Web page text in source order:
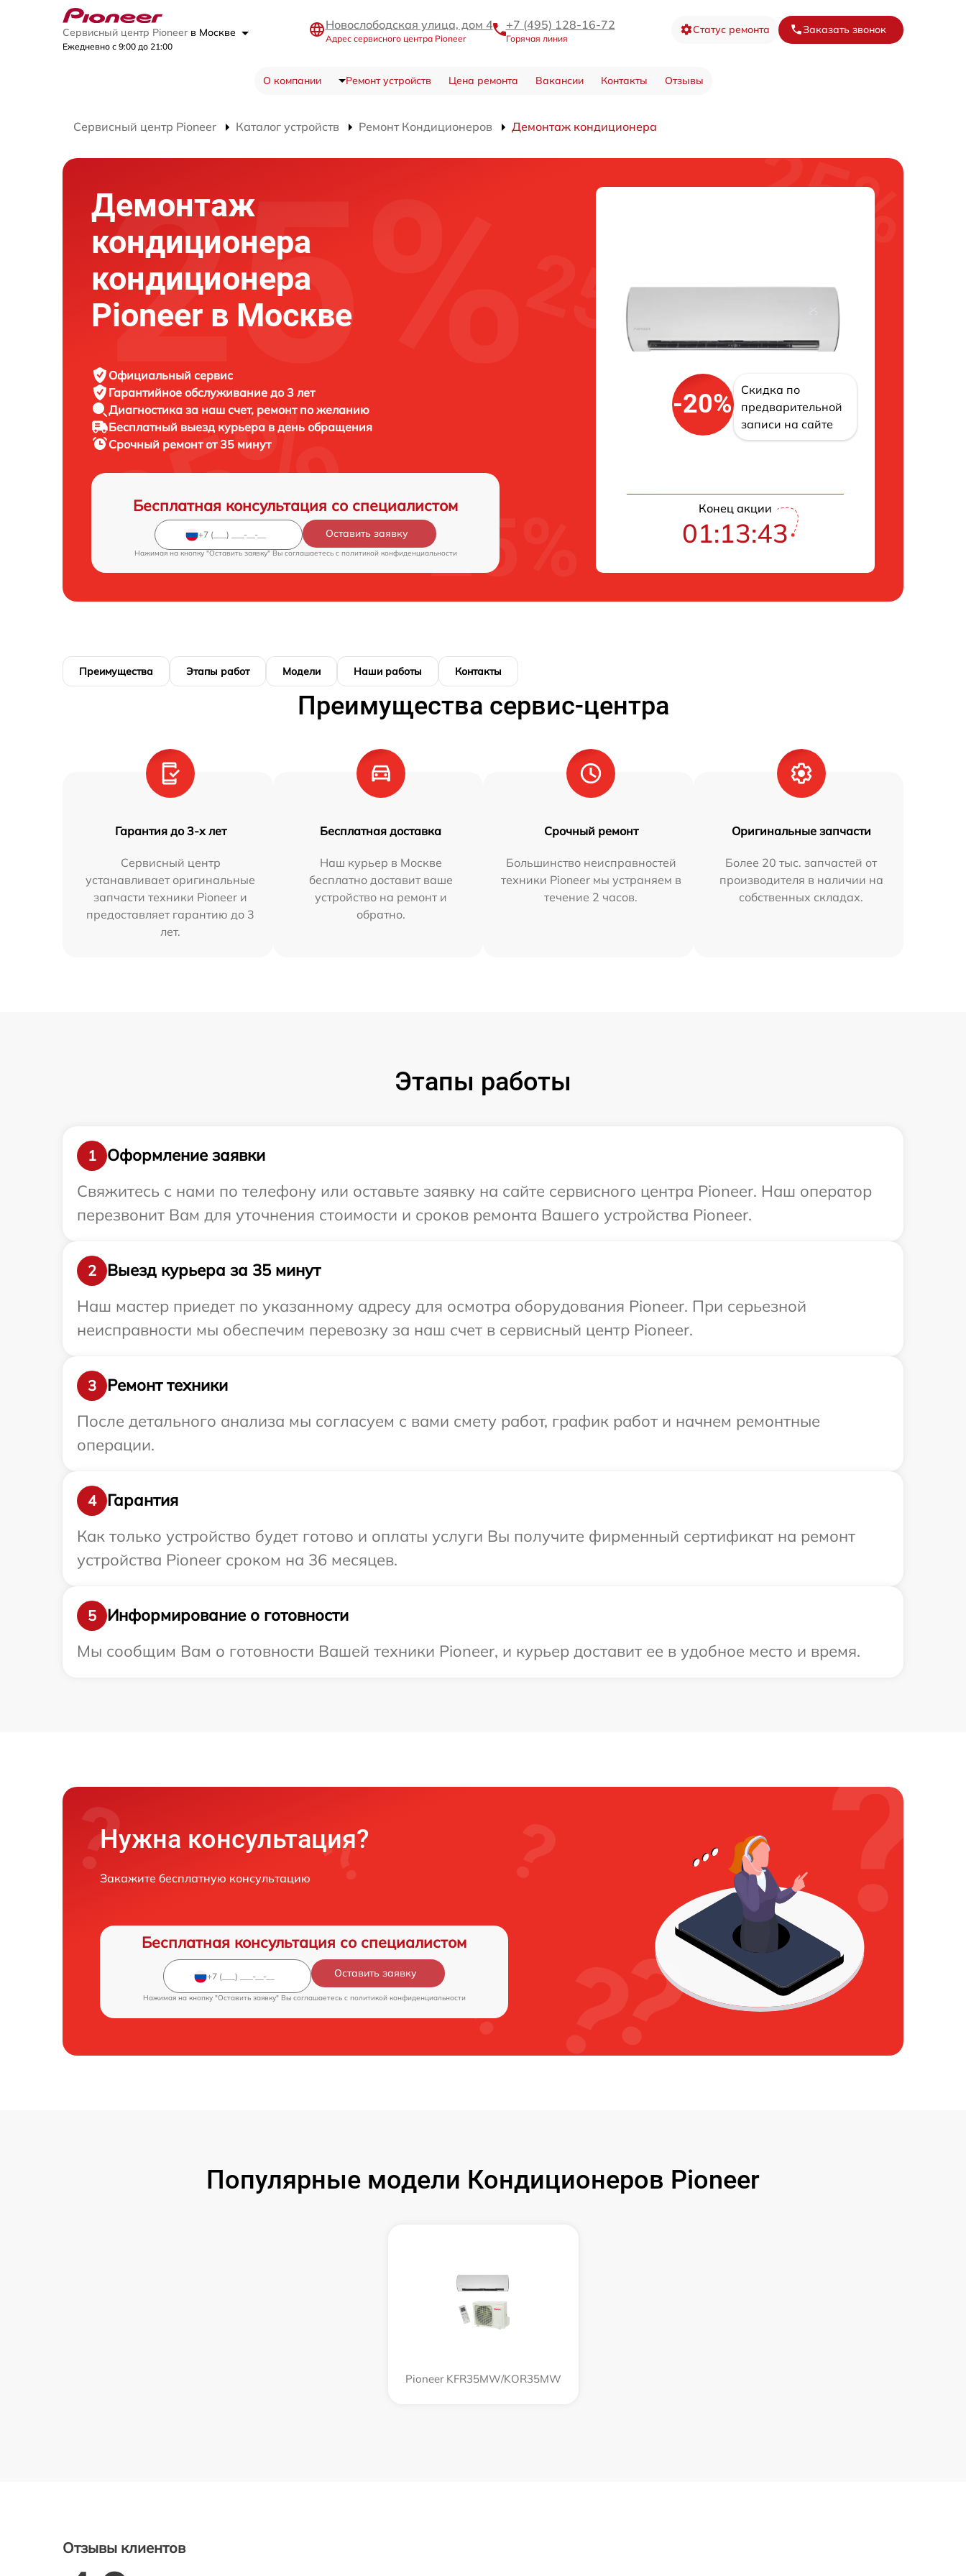
Сервисный центр Pioneer в Москве
Ежедневно с 9:00 до 21:00
Новослободская улица, дом 4
Адрес сервисного центра Pioneer
+7 (495) 128-16-72
Горячая линия
Статус ремонта Заказать звонок
О компании Ремонт устройств Цена ремонта Вакансии Контакты Отзывы
Сервисный центр Pioneer Каталог устройств Ремонт Кондиционеров Демонтаж кондиционера
Демонтаж
кондиционера
кондиционера
Pioneer в Москве
Официальный сервис
Гарантийное обслуживание до 3 лет
Диагностика за наш счет, ремонт по желанию
Бесплатный выезд курьера в день обращения
Срочный ремонтот 35 минут
Бесплатная консультация со специалистом
Оставить заявку
Нажимая на кнопку "Оставить заявку" Вы соглашаетесь c политикой конфиденциальности
-20%
Скидка по
предварительной
записи на сайте
Конец акции
01:13:42
Преимущества Этапы работ Модели Наши работы Контакты
Преимущества сервис-центра
Гарантия до 3-х лет
Сервисный центр
устанавливает оригинальные
запчасти техники Pioneer и
предоставляет гарантию до 3
лет.
Бесплатная доставка
Наш курьер в Москве
бесплатно доставит ваше
устройство на ремонт и
обратно.
Срочный ремонт
Большинство неисправностей
техники Pioneer мы устраняем в
течение 2 часов.
Оригинальные запчасти
Более 20 тыс. запчастей от
производителя в наличии на
собственных складах.
Этапы работы
1
Оформление заявки
Свяжитесь с нами по телефону или оставьте заявку на сайте сервисного центра Pioneer. Наш оператор
перезвонит Вам для уточнения стоимости и сроков ремонта Вашего устройства Pioneer.
2
Выезд курьера за 35 минут
Наш мастер приедет по указанному адресу для осмотра оборудования Pioneer. При серьезной
неисправности мы обеспечим перевозку за наш счет в сервисный центр Pioneer.
3
Ремонт техники
После детального анализа мы согласуем с вами смету работ, график работ и начнем ремонтные
операции.
4
Гарантия
Как только устройство будет готово и оплаты услуги Вы получите фирменный сертификат на ремонт
устройства Pioneer сроком на 36 месяцев.
5
Информирование о готовности
Мы сообщим Вам о готовности Вашей техники Pioneer, и курьер доставит ее в удобное место и время.
Нужна консультация?
Закажите бесплатную консультацию
Бесплатная консультация со специалистом
Оставить заявку
Нажимая на кнопку "Оставить заявку" Вы соглашаетесь c политикой конфиденциальности
Популярные модели Кондиционеров Pioneer
Pioneer KFR35MW/KOR35MW
Отзывы клиентов